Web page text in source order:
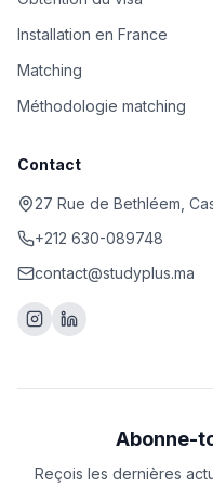
Installation en France
Matching
Méthodologie matching
Contact
27 Rue de Bethléem,
+212 630-089748
contact@studyplus.ma
Abonne-
Reçois les dernières